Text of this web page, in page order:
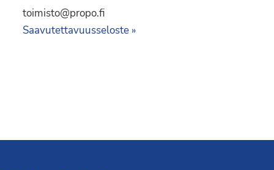
toimisto@propo.fi
Saavutettavuusseloste »